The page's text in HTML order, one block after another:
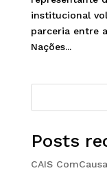
institucional
parceria entre
Nações...
Posts
CAIS